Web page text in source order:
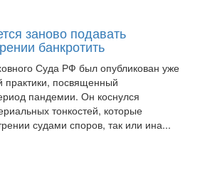
заново подавать
банкротить
Суда РФ был опубликован уже
практики, посвященный
пандемии. Он коснулся
тонкостей, которые
судами споров, так или ина...